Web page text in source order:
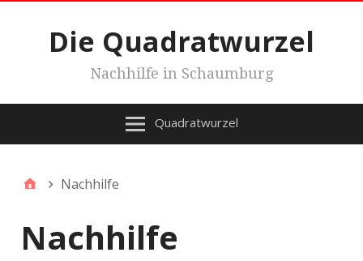
Die Quadratwurzel
Nachhilfe in Schaumburg
Quadratwurzel
Nachhilfe
Nachhilfe